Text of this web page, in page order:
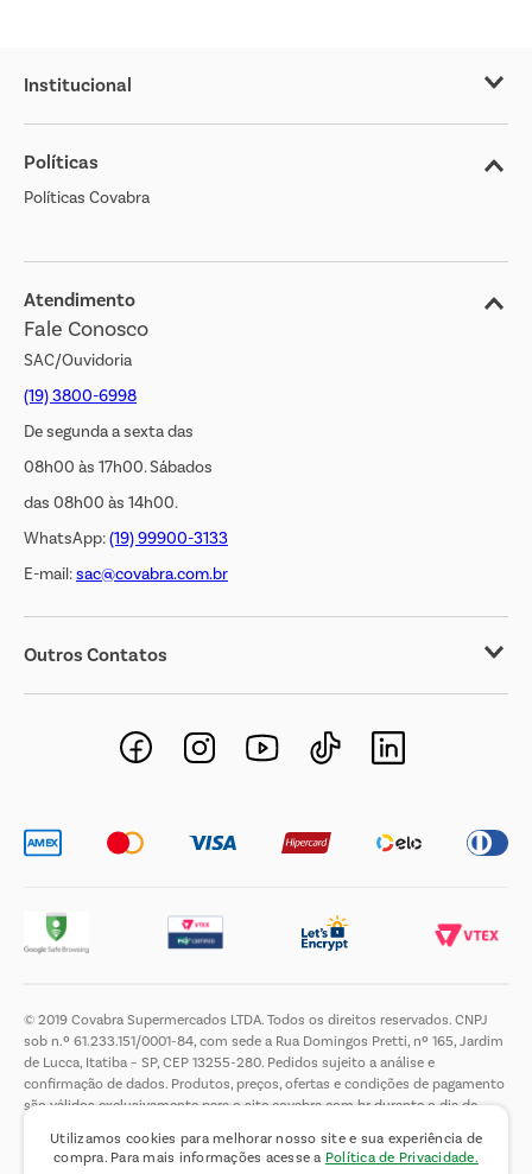
Utilizamos cookies para melhorar nosso site e sua experiência de
compra. Para mais informações acesse a Política de Privacidade.
Institucional
Sobre o Covabra
Nossas Lojas
Cliente Bem Estar
Jornal de Ofertas
Transparência Salarial
Políticas
Políticas Covabra
Atendimento
Fale Conosco
SAC/Ouvidoria
(19) 3800-6998
De segunda a sexta das
08h00 às 17h00. Sábados
das 08h00 às 14h00.
WhatsApp:(19) 99900-3133
E-mail:sac@covabra.com.br
Outros Contatos
Negócios Imobiliários
Novos Fornecedores
© 2019 Covabra Supermercados LTDA. Todos os direitos reservados. CNPJ
sob n.º 61.233.151/0001-84, com sede a Rua Domingos Pretti, nº 165, Jardim
de Lucca, Itatiba – SP, CEP 13255-280. Pedidos sujeito a análise e
confirmação de dados. Produtos, preços, ofertas e condições de pagamento
são válidos exclusivamente para o site covabra.com.br durante o dia de
de limitar a quantidade máxima de produtos por compra por cliente. Não
vendemos no atacado. Fotos meramente ilustrativas.É proibida a venda e a